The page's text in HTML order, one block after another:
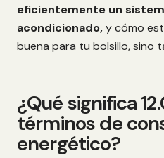
eficientemente un
acondicionado,y cómo
buena para tu bolsillo, sino
¿Qué significa
términos de
energético?